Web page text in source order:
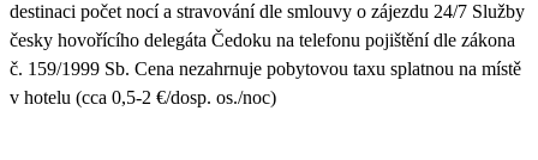
destinaci počet nocí a stravování dle smlouvy o zájezdu 24/7 Služby
česky hovořícího delegáta Čedoku na telefonu pojištění dle zákona
č. 159/1999 Sb. Cena nezahrnuje pobytovou taxu splatnou na místě
v hotelu (cca 0,5-2 €/dosp. os./noc)